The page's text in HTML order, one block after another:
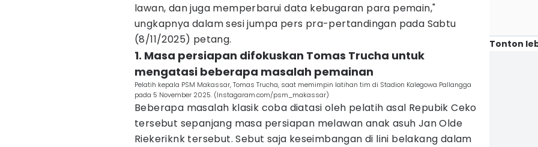
lawan, dan juga memperbarui data kebugaran para pemain,"
ungkapnya dalam sesi jumpa pers pra-pertandingan pada Sabtu
(8/11/2025) petang.
1. Masa persiapan difokuskan Tomas Trucha untuk
mengatasi beberapa masalah pemainan
Pelatih kepala PSM Makassar, Tomas Trucha, saat memimpin latihan tim di Stadion Kalegowa Pallangga
pada 5 November 2025. (Instagaram.com/psm_makassar)
Beberapa masalah klasik coba diatasi oleh pelatih asal Repubik Ceko
tersebut sepanjang masa persiapan melawan anak asuh Jan Olde
Riekeriknk tersebut. Sebut saja keseimbangan di lini belakang dalam
Tonton